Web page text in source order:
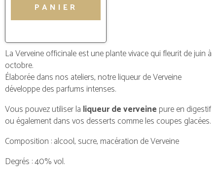
PANIER
La Verveine officinale est une plante vivace qui fleurit de juin à
octobre.
Élaborée dans nos ateliers, notre liqueur de Verveine
développe des parfums intenses.
Vous pouvez utiliser la liqueur de verveine pure en digestif
ou également dans vos desserts comme les coupes glacées.
Composition : alcool, sucre, macération de Verveine
Degrés : 40% vol.